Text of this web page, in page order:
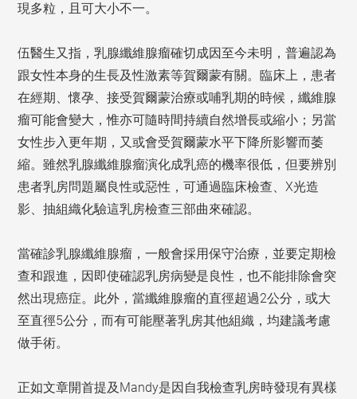
現多粒，且可大小不一。
伍醫生又指，乳腺纖維腺瘤確切成因至今未明，普遍認為
跟女性本身的生長及性激素等賀爾蒙有關。臨床上，患者
在經期、懷孕、接受賀爾蒙治療或哺乳期的時候，纖維腺
瘤可能會變大，惟亦可隨時間持續自然增長或縮小；另當
女性步入更年期，又或會受賀爾蒙水平下降所影響而萎
縮。雖然乳腺纖維腺瘤演化成乳癌的機率很低，但要辨別
患者乳房問題屬良性或惡性，可通過臨床檢查、X光造
影、抽組織化驗這乳房檢查三部曲來確認。
當確診乳腺纖維腺瘤，一般會採用保守治療，並要定期檢
查和跟進，因即使確認乳房病變是良性，也不能排除會突
然出現癌症。此外，當纖維腺瘤的直徑超過2公分，或大
至直徑5公分，而有可能壓著乳房其他組織，均建議考慮
做手術。
正如文章開首提及Mandy是因自我檢查乳房時發現有異樣